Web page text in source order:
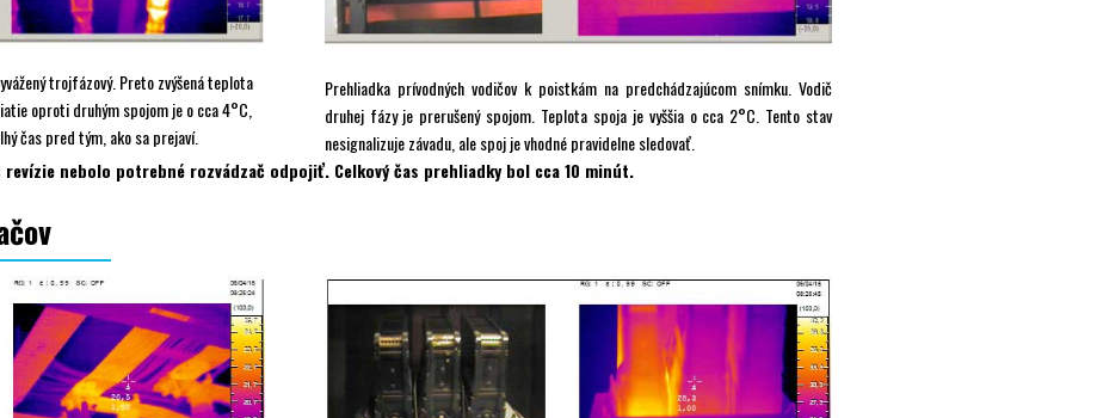
trojfázový. Preto zvýšená teplota
oproti druhým spojom je o cca 4°C,
čas pred tým, ako sa prejaví.
Prehliadka prívodných vodičov k poistkám na predchádzajúcom snímku. Vodič
druhej fázy je prerušený spojom. Teplota spoja je vyššia o cca 2°C. Tento stav
nesignalizuje závadu, ale spoj je vhodné pravidelne sledovať.
revízie nebolo potrebné rozvádzač odpojiť. Celkový čas prehliadky bol cca 10 minút.